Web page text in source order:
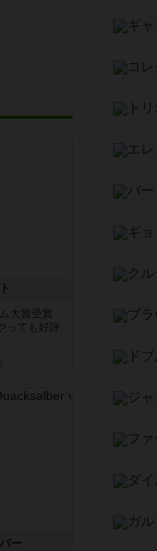
大賞受賞
っても好評
ー